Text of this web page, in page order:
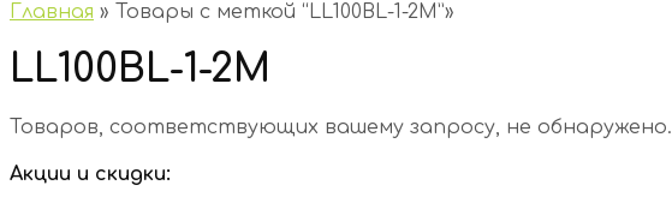
Главная » Товары с меткой “LL100BL-1-2M”»
LL100BL-1-2M
Товаров, соответствующих вашему запросу, не обнаружено.
Акции и скидки: